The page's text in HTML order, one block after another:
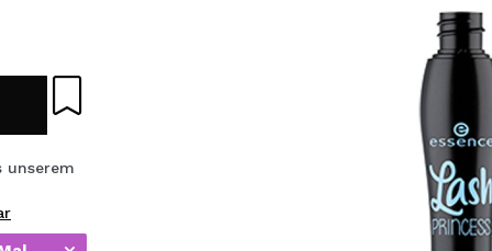
Ich habe hier kein
ICH
Durch die Erstellung
Einkäufe schnell
ESPAÑOL
unserem
Ines